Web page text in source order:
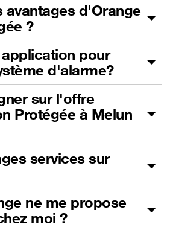
avantages d'Orange
?
pour
d'alarme?
sur l'offre
Protégée à Melun
services sur
ne me propose
moi ?